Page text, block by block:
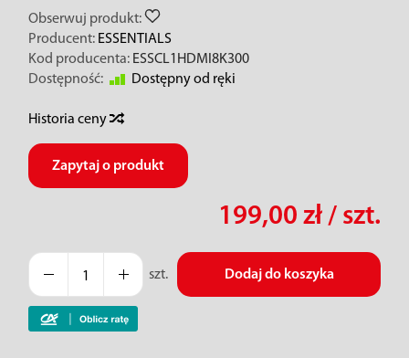
Obserwuj produkt:
Producent: ESSENTIALS
Kod producenta: ESSCL1HDMI8K300
Dostępność:
Dostępny od ręki
Historia ceny
Zapytaj o produkt
199,00 zł / szt.
szt. Dodaj do koszyka